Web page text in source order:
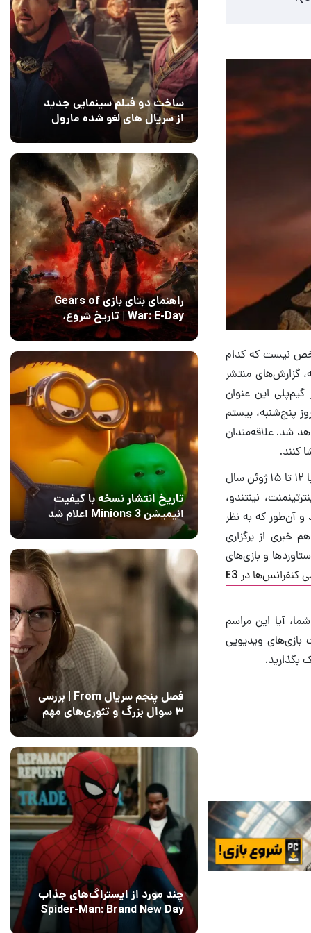
نیست که کدام
گزارش‌های منتشر
گیم‌پلی این عنوان
ذکر است که مراسم سامر گیم فست راس ساعت ۲۲:۳۰ دقیقه روز پنج‌شنبه، بیستم
شد. علاقه‌مندان
کنند.
در این میان، بد نیست اشاره کنم که نمایشگاه E3 2021 از روز ۲۲ الی ۲۵ خرداد ماه (مصادف با ۱۲ تا ۱۵ ژوئن سال
نینتندو،
و آن‌طور که به نظر
خبری از برگزاری
و بازی‌های
برنامه کامل و زمان برگزاری تمامی کنفرانس‌ها در E3
آیا این مراسم
بازی‌های ویدیویی
بگذارید.
ساخت دو فیلم سینمایی جدید
از سریال های لغو شده مارول
۰
راهنمای بتای بازی Gears of
War: E-Day | تاریخ‌ شروع،
محتواها و نحوه دسترسی
تاریخ انتشار نسخه با کیفیت
انیمیشن Minions 3 اعلام شد
فصل پنجم سریال From | بررسی
۳ سوال بزرگ و تئوری‌های مهم
12 مرداد 1405
چند مورد از ایستراگ‌های جذاب
Spider-Man: Brand New Day
فاش شدند
۰